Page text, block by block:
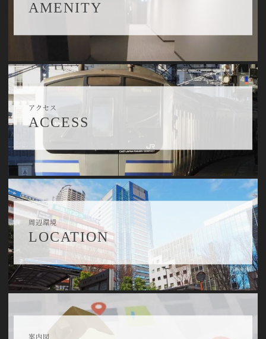
AMENITY
アクセス
ACCESS
周辺環境
LOCATION
案内図